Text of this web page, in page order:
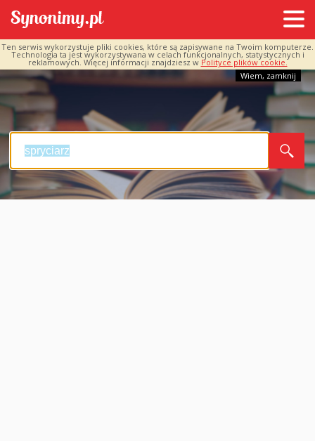
Ten serwis wykorzystuje pliki cookies, które są zapisywane na Twoim komputerze.
Technologia ta jest wykorzystywana w celach funkcjonalnych, statystycznych i
reklamowych. Więcej informacji znajdziesz w Polityce plików cookie.
Wiem, zamknij